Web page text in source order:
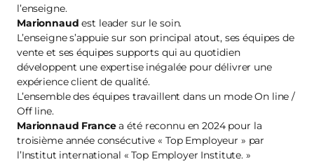
l’enseigne.
Marionnaud est leader sur le soin.
L’enseigne s’appuie sur son principal atout, ses équipes de
vente et ses équipes supports qui au quotidien
développent une expertise inégalée pour délivrer une
expérience client de qualité.
L’ensemble des équipes travaillent dans un mode On line /
Off line.
Marionnaud Francea été reconnu en 2024 pour la
troisième année consécutive « Top Employeur » par
l’Institut international « Top Employer Institute. »